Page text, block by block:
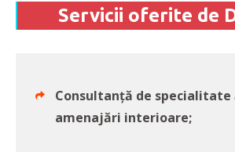
Servicii oferite de
Consultanță de specialitate
amenajări interioare;